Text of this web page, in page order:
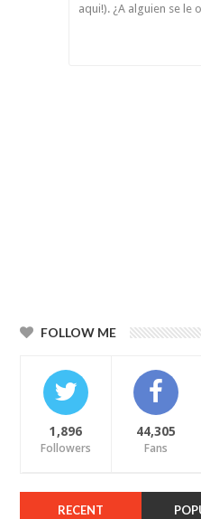
aqui!). ¿A alguien se le
FOLLOW ME
1,896
Followers
44,305
Fans
RECENT